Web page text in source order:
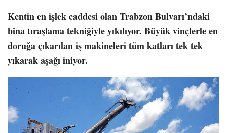
Kentin en işlek caddesi olan Trabzon Bulvarı’ndaki
bina tıraşlama tekniğiyle yıkılıyor. Büyük vinçlerle en
doruğa çıkarılan iş makineleri tüm katları tek tek
yıkarak aşağı iniyor.